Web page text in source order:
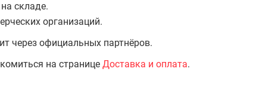
складе.
организаций.
через официальных партнёров.
на странице Доставка и оплата.